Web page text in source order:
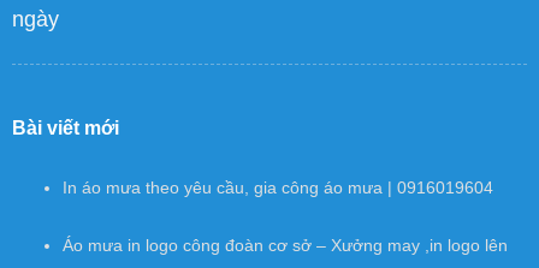
ngày
Bài viết mới
In áo mưa theo yêu cầu, gia công áo mưa | 0916019604
Áo mưa in logo công đoàn cơ sở – Xưởng may ,in logo lên